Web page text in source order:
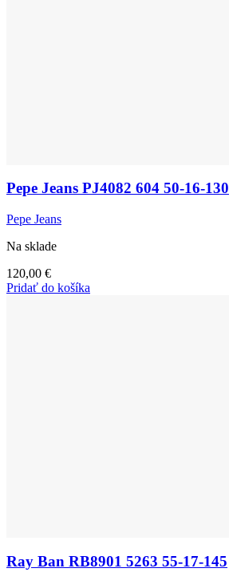
Pepe Jeans PJ4082 604 50-16-130
Pepe Jeans
Na sklade
120,00 €
Pridať do košíka
Ray Ban RB8901 5263 55-17-145